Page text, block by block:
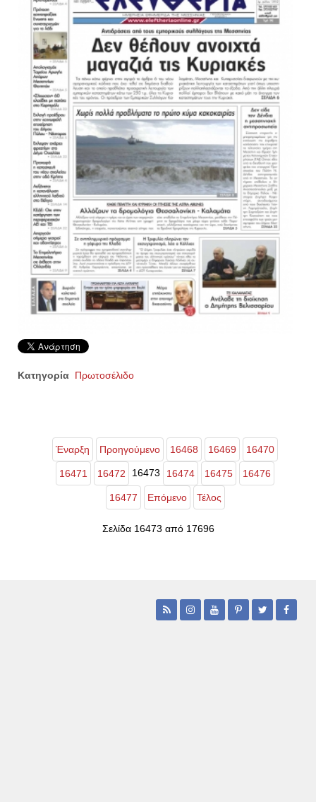
Κατηγορία Πρωτοσέλιδο
Έναρξη Προηγούμενο 16468 16469 16470
16471 16472 16473 16474 16475 16476
16477 Επόμενο Τέλος
Σελίδα 16473 από 17696